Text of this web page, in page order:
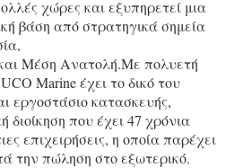
χώρες και εξυπηρετεί μια
βάση από στρατηγικά σημεία
Μέση Ανατολή.Με πολυετή
Marine έχει το δικό του
εργοστάσιο κατασκευής,
διοίκηση που έχει 47 χρόνια
επιχειρήσεις, η οποία παρέχει
την πώληση στο εξωτερικό.